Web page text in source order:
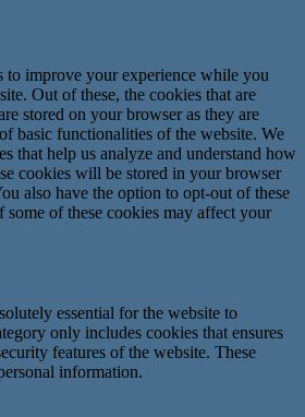
to improve your experience while you
Out of these, the cookies that are
stored on your browser as they are
basic functionalities of the website. We
that help us analyze and understand how
cookies will be stored in your browser
also have the option to opt-out of these
of these cookies may affect your
essential for the website to
only includes cookies that ensures
features of the website. These
information.